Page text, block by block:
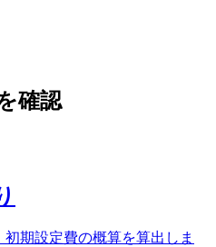
確認
期設定費の概算を算出しま